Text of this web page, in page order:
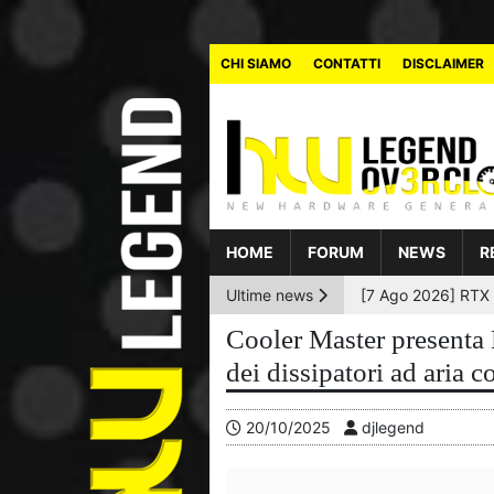
CHI SIAMO CONTATTI DISCLAIMER
HOME FORUM NEWS
Ultime news
Cooler Master
dei dissipatori ad aria
20/10/2025 djlegend